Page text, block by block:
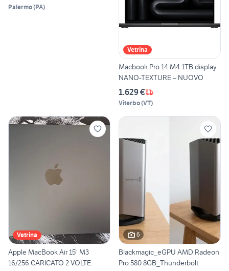
Palermo(PA)
Vetrina
Macbook Pro 14 M4 1TB display
NANO-TEXTURE – NUOVO
1.629 €
Viterbo(VT)
Vetrina
Apple MacBook Air 15" M3
16/256 CARICATO 2 VOLTE
6
Blackmagic_eGPU AMD Radeon
Pro 580 8GB_Thunderbolt